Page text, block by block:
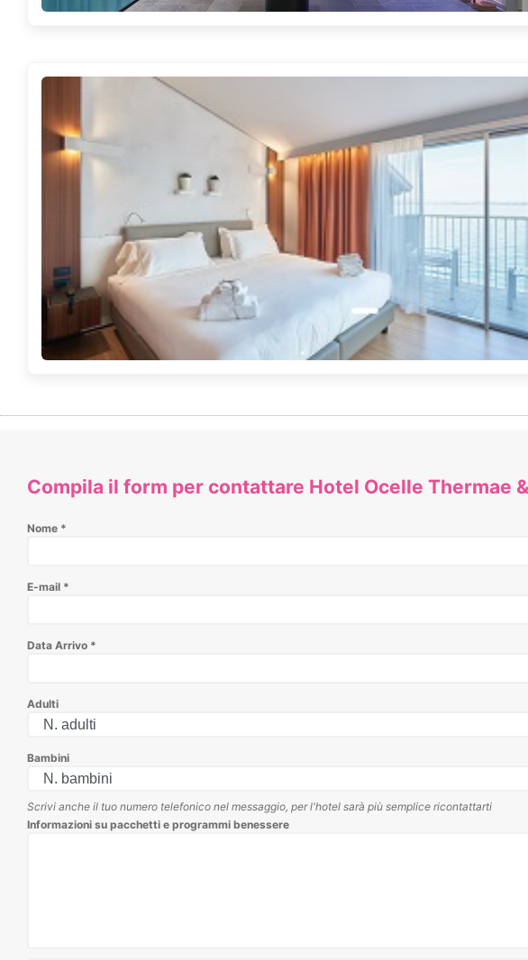
Compila il form per contattare Hotel Ocelle Thermae
Nome *
E-mail *
Data Arrivo *
Adulti
Bambini
Scrivi anche il tuo numero telefonico nel messaggio, per l'hotel sarà più semplice ricontattarti
Informazioni su pacchetti e programmi benessere